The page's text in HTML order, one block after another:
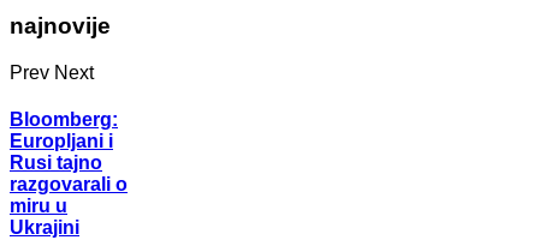
najnovije
Prev Next
Bloomberg:
Europljani i
Rusi tajno
razgovarali o
miru u
Ukrajini